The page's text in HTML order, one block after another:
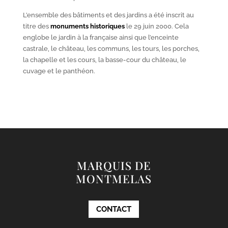
L’ensemble des bâtiments et des jardins a été inscrit au
titre des monuments historiquesle 29 juin 2000. Cela
englobe le jardin à la française ainsi que l’enceinte
castrale, le château, les communs, les tours, les porches,
la chapelle et les cours, la basse-cour du château, le
cuvage et le panthéon.
MARQUIS DE
MONTMELAS
CONTACT